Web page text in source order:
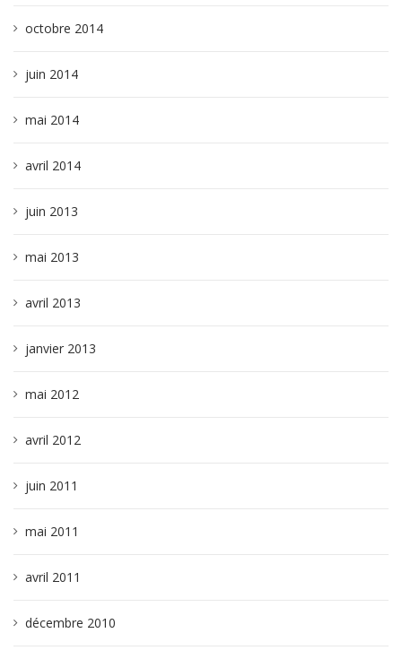
octobre 2014
juin 2014
mai 2014
avril 2014
juin 2013
mai 2013
avril 2013
janvier 2013
mai 2012
avril 2012
juin 2011
mai 2011
avril 2011
décembre 2010